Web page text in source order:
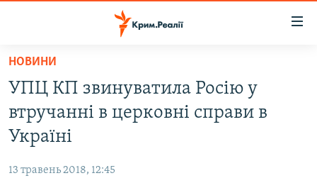
Перейти
основного
матеріалу
Перейти
до
основної
ВОДА.КРИМ
ВІДЕО ТА ФОТО
БЛОГИ
НОВИНИ
УПЦ КП звинуватила Росію у
втручанні в церковні справи в
Україні
13 травень 2018, 12:45